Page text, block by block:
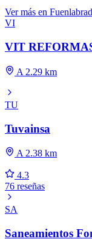
Ver más en
VI
VIT
A 2.29 km
TU
Tuvainsa
A 2.38 km
4.3
76 reseñas
SA
Saneamientos